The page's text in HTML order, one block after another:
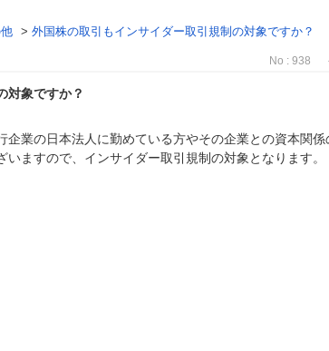
> 外国株の取引もインサイダー取引規制の対象ですか？
No : 938
対象ですか？
企業の日本法人に勤めている方やその企業との資本関
ますので、インサイダー取引規制の対象となります。